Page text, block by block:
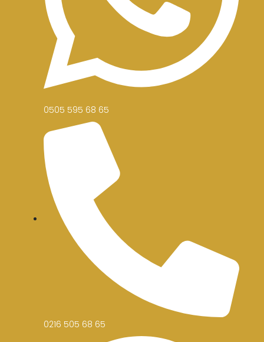
0505 595 68 65
0216 505 68 65